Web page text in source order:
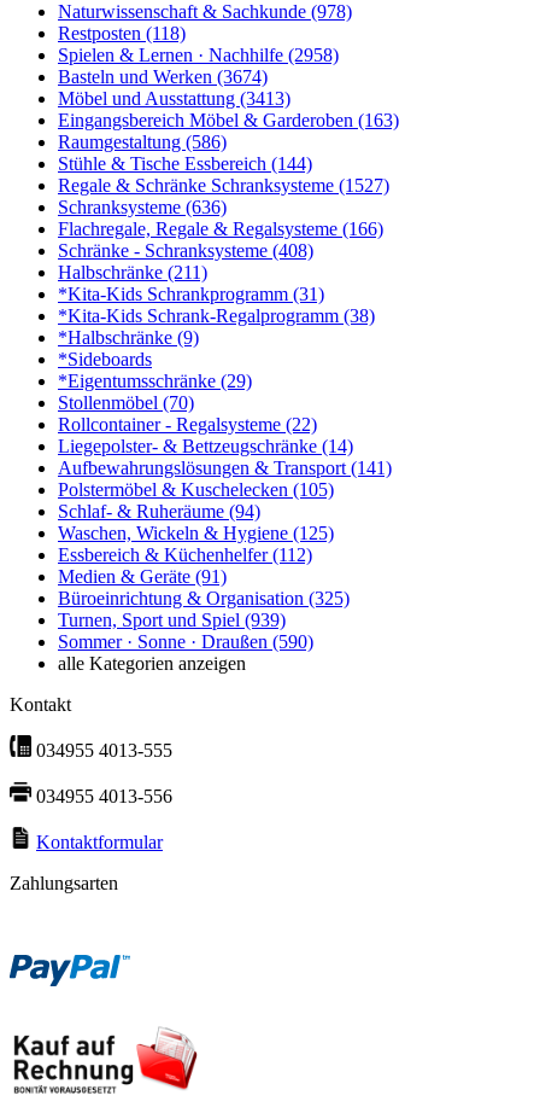
Naturwissenschaft & Sachkunde (978)
Restposten (118)
Spielen & Lernen · Nachhilfe (2958)
Basteln und Werken (3674)
Möbel und Ausstattung (3413)
Eingangsbereich Möbel & Garderoben (163)
Raumgestaltung (586)
Stühle & Tische Essbereich (144)
Regale & Schränke Schranksysteme (1527)
Schranksysteme (636)
Flachregale, Regale & Regalsysteme (166)
Schränke - Schranksysteme (408)
Halbschränke (211)
*Kita-Kids Schrankprogramm (31)
*Kita-Kids Schrank-Regalprogramm (38)
*Halbschränke (9)
*Sideboards
*Eigentumsschränke (29)
Stollenmöbel (70)
Rollcontainer - Regalsysteme (22)
Liegepolster- & Bettzeugschränke (14)
Aufbewahrungslösungen & Transport(141)
Polstermöbel & Kuschelecken (105)
Schlaf- & Ruheräume (94)
Waschen, Wickeln & Hygiene (125)
Essbereich & Küchenhelfer(112)
Medien & Geräte (91)
Büroeinrichtung & Organisation (325)
Turnen, Sport und Spiel (939)
Sommer · Sonne · Draußen (590)
alle Kategorien anzeigen
Kontakt
034955 4013-555
034955 4013-556
Kontaktformular
Zahlungsarten